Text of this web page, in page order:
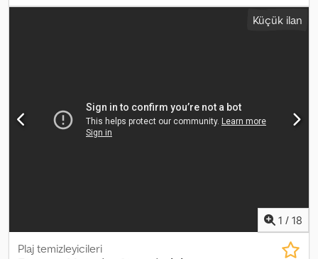
litre (veya 1 x 24 litre) (pompalar 2024'te yeni değişti) Su tankı: 1000
litre paslanmaz çelik Temizlik için maksimum çalışma basıncı: 120
Ultrasonik kireç önleyici sistem MCB Twin ses yalıtım paketi C-
Storz bağlantısı 2 x sulama başlığı Dkedpfx Amsytbm Revor 2 x kir
freze başlığı 1 x Fan tipi 16 delikli (2 mm) sulama başlığı 1 x Ergotool
Küçük ilan
1 / 18
Plaj temizleyicileri